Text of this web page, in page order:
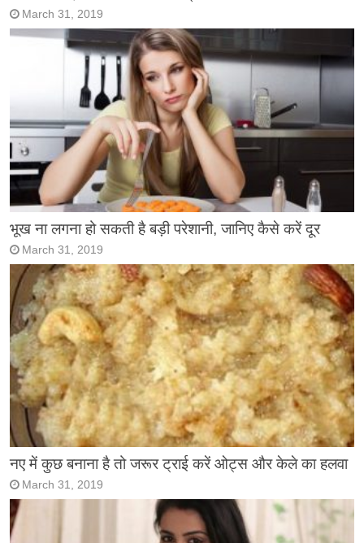
March 31, 2019
भूख ना लगना हो सकती है बड़ी परेशानी, जानिए कैसे करें दूर
March 31, 2019
नए में कुछ बनाना है तो जरूर ट्राई करें ओट्स और केले का हलवा
March 31, 2019